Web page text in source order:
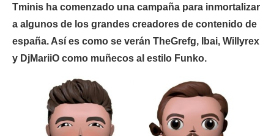
Tminis ha comenzado una campaña para inmortalizar
a algunos de los grandes creadores de contenido de
españa. Así es como se verán TheGrefg, Ibai, Willyrex
y DjMariiO como muñecos al estilo Funko.